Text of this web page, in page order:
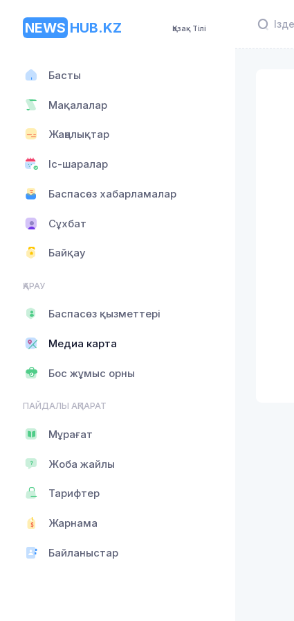
NEWS HUB.KZ Қазақ Тілі
Басты
Мақалалар
Жаңалықтар
Іс-шаралар
Баспасөз хабарламалар
Сұхбат
Байқау
ҚАРАУ
Баспасөз қызметтері
Медиа карта
Бос жұмыс орны
ПАЙДАЛЫ АҚПАРАТ
Мұрағат
Жоба жайлы
Тарифтер
Жарнама
Байланыстар